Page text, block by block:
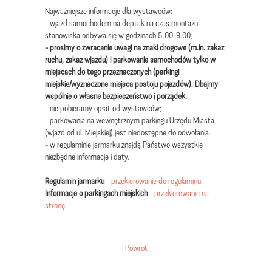
Najważniejsze informacje dla wystawców:
- wjazd samochodem na deptak na czas montażu
stanowiska odbywa się w godzinach 5.00-9.00;
- prosimy o zwracanie uwagi na znaki drogowe (m.in. zakaz
ruchu, zakaz wjazdu) i parkowanie samochodów tylko w
miejscach do tego przeznaczonych (parkingi
miejskie/wyznaczone miejsca postoju pojazdów). Dbajmy
wspólnie o własne bezpieczeństwo i porządek.
- nie pobieramy opłat od wystawców;
- parkowania na wewnętrznym parkingu Urzędu Miasta
(wjazd od ul. Miejskiej) jest niedostępne do odwołania.
- w regulaminie jarmarku znajdą Państwo wszystkie
niezbędne informacje i daty.
Regulamin jarmarku-przekierowanie do regulaminu.
Informacje o parkingach miejskich-przekierowanie na
stronę.
Powrót